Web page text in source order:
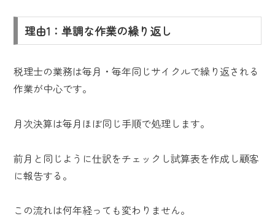
理由1：単調な作業の繰り返し
税理士の業務は毎月・毎年同じサイクルで繰り返される
作業が中心です。
月次決算は毎月ほぼ同じ手順で処理します。
前月と同じように仕訳をチェックし試算表を作成し顧客
に報告する。
この流れは何年経っても変わりません。